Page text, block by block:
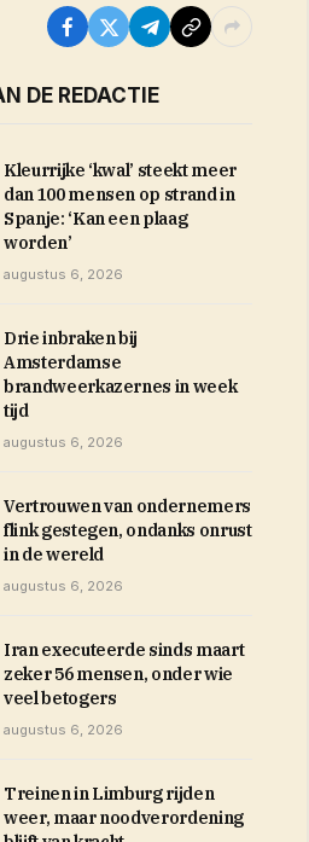
DE REDACTIE
Kleurrijke ‘kwal’ steekt meer
dan 100 mensen op strand in
Spanje: ‘Kan een plaag
worden’
augustus 6, 2026
Drie inbraken bij
Amsterdamse
brandweerkazernes in week
tijd
augustus 6, 2026
Vertrouwen van ondernemers
flink gestegen, ondanks onrust
in de wereld
augustus 6, 2026
Iran executeerde sinds maart
zeker 56 mensen, onder wie
veel betogers
augustus 6, 2026
Treinen in Limburg rijden
weer, maar noodverordening